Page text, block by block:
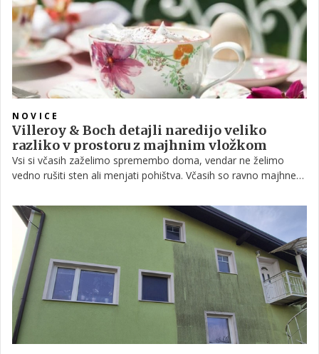
NOVICE
Villeroy & Boch detajli naredijo veliko
razliko v prostoru z majhnim vložkom
Vsi si včasih zaželimo spremembo doma, vendar ne želimo
vedno rušiti sten ali menjati pohištva. Včasih so ravno majhne
učinek, in detajli so pogosto tisti, ki naredijo največjo razliko.